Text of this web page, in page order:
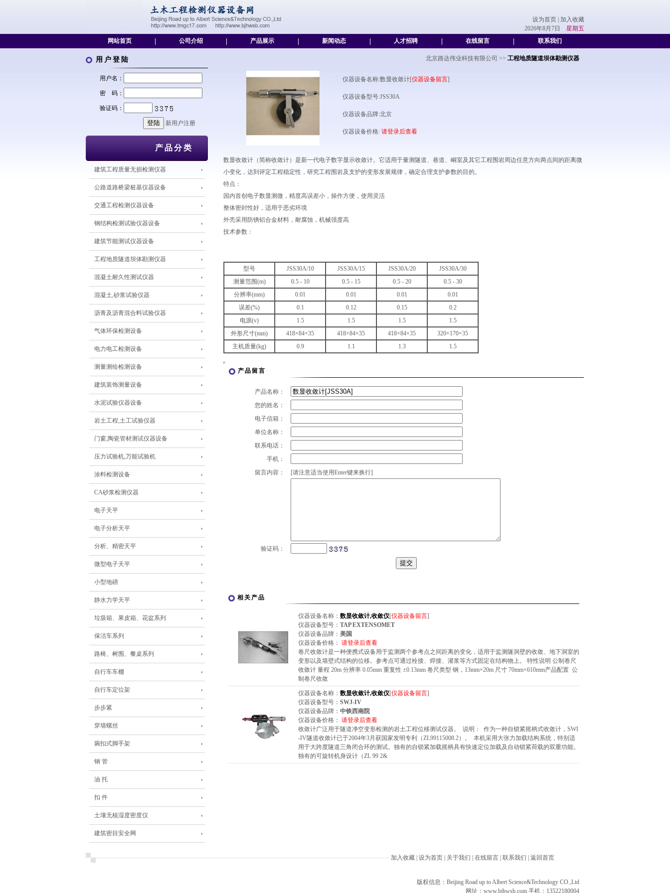
设为首页
加入收藏
2026年8月7日 星期五
网站首页
公司介绍 产品展示 新闻动态 人才招聘 在线留言 联系我们
用户登陆
用户名：
密 码：
验证码：
新用户注册
产品分类
建筑工程质量无损检测仪器
公路道路桥梁桩基仪器设备
交通工程检测仪器设备
钢结构检测试验仪器设备
建筑节能测试仪器设备
工程地质隧道坝体勘测仪器
混凝土耐久性测试仪器
混凝土,砂浆试验仪器
沥青及沥青混合料试验仪器
气体环保检测设备
电力电工检测设备
测量测绘检测设备
建筑装饰测量设备
水泥试验仪器设备
岩土工程,土工试验仪器
门窗,陶瓷管材测试仪器设备
压力试验机,万能试验机
涂料检测设备
CA砂浆检测仪器
电子天平
电子分析天平
分析、精密天平
微型电子天平
小型地磅
静水力学天平
垃圾箱、果皮箱、花盆系列
保洁车系列
路椅、树围、餐桌系列
自行车车棚
自行车定位架
步步紧
穿墙螺丝
琬扣式脚手架
钢 管
油 托
扣 件
土壤无核湿度密度仪
建筑密目安全网
北京路达伟业科技有限公司 >> 工程地质隧道坝体勘测仪器
仪器设备名称:数显收敛计[仪器设备留言]
仪器设备型号:JSS30A
仪器设备品牌:北京
仪器设备价格: 请登录后查看
数显收敛计（简称收敛计）是新一代电子数字显示收敛计。它适用于量测隧道、巷道、峒室及其它工程围岩周边任意方向两点间的距离微
小变化，达到评定工程稳定性，研究工程围岩及支护的变形发展规律，确定合理支护参数的目的。
特点：
国内首创电子数显测微，精度高误差小，操作方便，使用灵活
整体密封性好，适用于恶劣环境
外壳采用防锈铝合金材料，耐腐蚀，机械强度高
技术参数：
型号 JSS30A/10 JSS30A/15 JSS30A/20
JSS30A/30
测量范围(m)
0.5 - 10 0.5 - 15 0.5 - 20
0.5 - 30
分辨率(mm)
0.01 0.01 0.01
0.01
误差(%)
0.1 0.12 0.15
0.2
电源(v)
1.5 1.5 1.5
1.5
外形尺寸(mm)
418×84×35 418×84×35 418×84×35
320×170×35
主机质量(kg)
0.9 1.1 1.3 1.5
产品留言
产品名称：
您的姓名：
电子信箱：
单位名称：
联系电话：
手机：
留言内容：
[请注意适当使用Enter键来换行]
验证码：
相关产品
仪器设备名称： 数显收敛计,收敛仪[仪器设备留言]
仪器设备型号： TAP EXTENSOMET
仪器设备品牌： 美国
仪器设备价格： 请登录后查看
卷尺收敛计是一种便携式设备用于监测两个参考点之间距离的变化，适用于监测隧洞壁的收敛、地下洞室的
变形以及墙壁式结构的位移。参考点可通过栓接、焊接、灌浆等方式固定在结构物上。 特性说明 公制卷尺
收敛计 量程 20m 分辨率 0.05mm 重复性 ±0.13mm 卷尺类型 钢，13mm×20m 尺寸 70mm×610mm产品配置 公
制卷尺收敛
仪器设备名称： 数显收敛计,收敛仪[仪器设备留言]
仪器设备型号： SWJ-IV
仪器设备品牌： 中铁西南院
仪器设备价格： 请登录后查看
收敛计广泛用于隧道净空变形检测的岩土工程位移测试仪器。 说明： 作为一种自锁紧摇柄式收敛计，SWI
-IV隧道收敛计已于2004年3月获国家发明专利（ZL99115008.2）。 本机采用大张力加载结构系统，特别适
用于大跨度隧道三角闭合环的测试。独有的自锁紧加载摇柄具有快速定位加载及自动锁紧荷载的双重功能。
独有的可旋转机身设计（ZL 99 2&
加入收藏 设为首页 关于我们 在线留言 联系我们 返回首页
版权信息：Beijing Road up to Albert Science&Technology CO.,Ltd
网址： www.bjhwsb.com 手机：13522180004